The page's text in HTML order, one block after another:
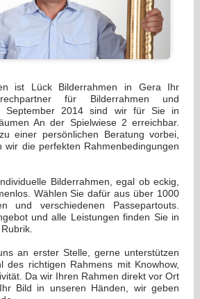
ist Lück Bilderrahmen in Gera Ihr
für Bilderrahmen und
September 2014 sind wir für Sie in
An der Spielwiese 2 erreichbar.
einer persönlichen Beratung vorbei,
wir die perfekten Rahmenbedingungen
Bilderrahmen, egal ob eckig,
Wählen Sie dafür aus über 1000
und verschiedenen Passepartouts.
und alle Leistungen finden Sie in
an erster Stelle, gerne unterstützen
des richtigen Rahmens mit Knowhow,
Da wir Ihren Rahmen direkt vor Ort
Bild in unseren Händen, wir geben